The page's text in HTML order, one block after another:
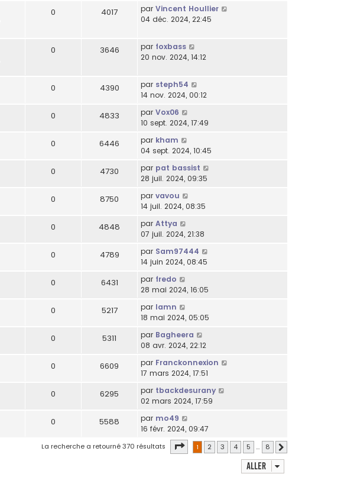
0 4017 par Vincent Houllier
04 déc. 2024, 22:45
0 3646 par foxbass
20 nov. 2024, 14:12
0 4390 par steph54
14 nov. 2024, 00:12
0 4833 par Vox06
10 sept. 2024, 17:49
0 6446 par kham
04 sept. 2024, 10:45
0 4730 par pat bassist
28 juil. 2024, 09:35
0 8750 par vavou
14 juil. 2024, 08:35
0 4848 par Attya
07 juil. 2024, 21:38
0 4789 par Sam97444
14 juin 2024, 08:45
0 6431 par fredo
28 mai 2024, 16:05
0 5217 par lamn
18 mai 2024, 05:05
0 5311 par Bagheera
08 avr. 2024, 22:12
0 6609 par Franckonnexion
17 mars 2024, 17:51
0 6295 par tbackdesurany
02 mars 2024, 17:59
0 5588 par mo49
16 févr. 2024, 09:47
La recherche a retourné 370 résultats Page sur 8
1 2 3 4 5 … 8
Aller